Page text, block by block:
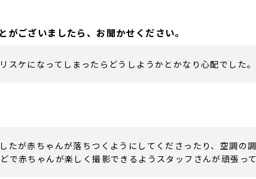
ございましたら、お聞かせください。
スケになってしまったらどうしようかとかなり心配でした。
たが赤ちゃんが落ちつくようにしてくださったり、空調の
で赤ちゃんが楽しく撮影できるようスタッフさんが頑張っ